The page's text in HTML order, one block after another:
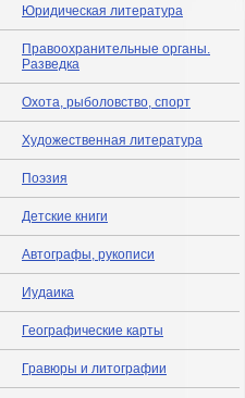
Юридическая литература
Правоохранительные органы.
Разведка
Охота, рыболовство, спорт
Художественная литература
Поэзия
Детские книги
Автографы, рукописи
Иудаика
Географические карты
Гравюры и литографии